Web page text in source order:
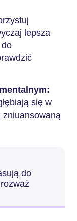
lepsza
do
się w
zniuansowaną
do